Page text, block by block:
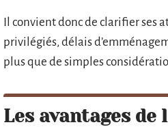
Il convient donc de clarifier ses
privilégiés, délais
plus que de simples
Les avantages